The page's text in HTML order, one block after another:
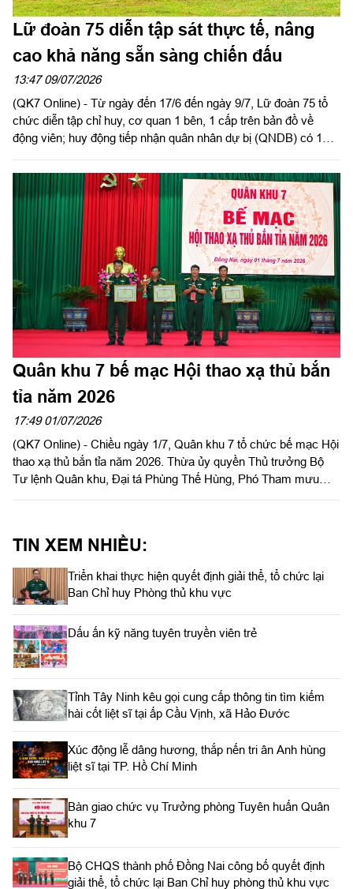
Lữ đoàn 75 diễn tập sát thực tế, nâng
cao khả năng sẵn sàng chiến đấu
13:47 09/07/2026
(QK7 Online) - Từ ngày đến 17/6 đến ngày 9/7, Lữ đoàn 75 tổ
chức diễn tập chỉ huy, cơ quan 1 bên, 1 cấp trên bản đồ về
động viên; huy động tiếp nhận quân nhân dự bị (QNDB) có 1
Pháo binh khôi phục tổ chức biên chế thời chiến, chi viện cho
Sư đoàn trong chiến đấu tiến công”. Đại tá Phùng Thế Hùng,
Phó Tham mưu trưởng Quân khu dự và chỉ đạo diễn tập.
Quân khu 7 bế mạc Hội thao xạ thủ bắn
tỉa năm 2026
17:49 01/07/2026
(QK7 Online) - Chiều ngày 1/7, Quân khu 7 tổ chức bế mạc Hội
thao xạ thủ bắn tỉa năm 2026. Thừa ủy quyền Thủ trưởng Bộ
Tư lệnh Quân khu, Đại tá Phùng Thế Hùng, Phó Tham mưu
TIN XEM NHIỀU:
Triển khai thực hiện quyết định giải thể, tổ chức lại
Ban Chỉ huy Phòng thủ khu vực
Dấu ấn kỹ năng tuyên truyền viên trẻ
Tỉnh Tây Ninh kêu gọi cung cấp thông tin tìm kiếm
hài cốt liệt sĩ tại ấp Cầu Vịnh, xã Hảo Đước
Xúc động lễ dâng hương, thắp nến tri ân Anh hùng
liệt sĩ tại TP. Hồ Chí Minh
Bàn giao chức vụ Trưởng phòng Tuyên huấn Quân
khu 7
Bộ CHQS thành phố Đồng Nai công bố quyết định
giải thể, tổ chức lại Ban Chỉ huy phòng thủ khu vực